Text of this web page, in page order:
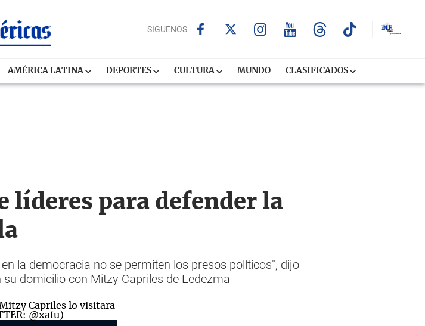
SIGUENOS
AMÉRICA LATINA DEPORTES CULTURA MUNDO CLASIFICADOS
líderes para defender la
la democracia no se permiten los presos políticos", dijo
domicilio con Mitzy Capriles de Ledezma